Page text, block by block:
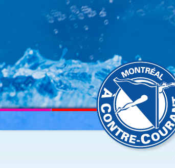
MENU
SKIP TO CONTENT